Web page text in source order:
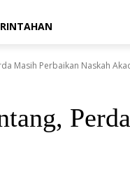
Masih Perbaikan Naskah